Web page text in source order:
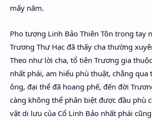
mấy năm.
Pho tượng Linh Bảo Thiên Tôn trong tay
Trương Thư Hạc đã thấy cha thường
Theo như lời cha, tổ tiên Trương gia
nhất phái, am hiểu phù thuật, chẳng qua
ông, đại thể đã hoang phế, đến đời
càng không thể phân biệt được đầu phù
vật di lưu của Cổ Linh Bảo nhất phái